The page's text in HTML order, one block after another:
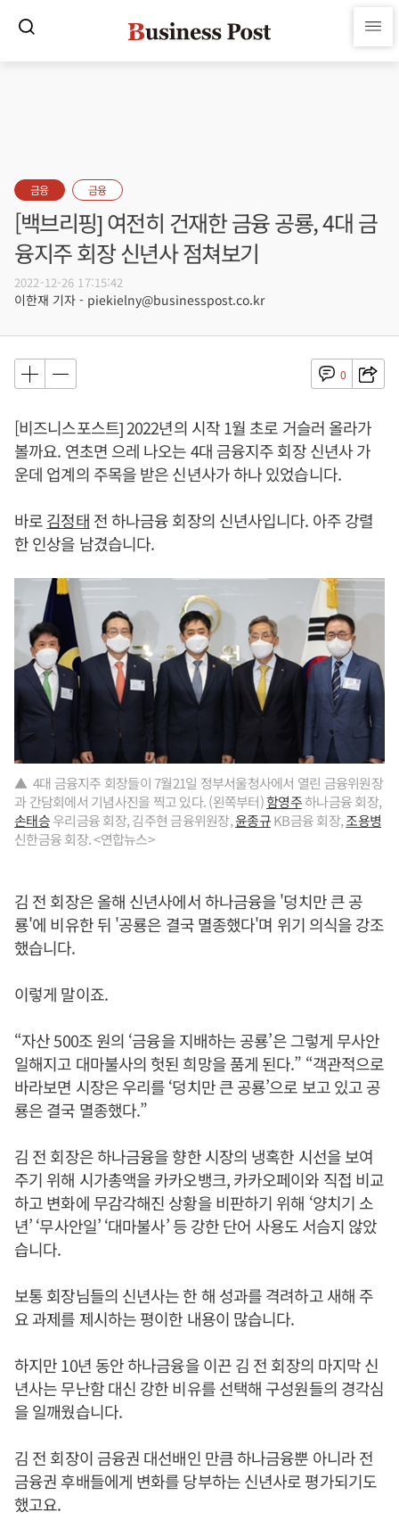
금융 금융
[백브리핑] 여전히 건재한 금융 공룡, 4대 금
융지주 회장 신년사 점쳐보기
2022-12-26 17:15:42
이한재 기자 - piekielny@businesspost.co.kr
0
[비즈니스포스트] 2022년의 시작 1월 초로 거슬러 올라가
볼까요. 연초면 으레 나오는 4대 금융지주 회장 신년사 가
운데 업계의 주목을 받은 신년사가 하나 있었습니다.
바로김정태 전 하나금융 회장의 신년사입니다. 아주 강렬
한 인상을 남겼습니다.
▲ 4대 금융지주 회장들이 7월21일 정부서울청사에서 열린 금융위원장
과 간담회에서 기념사진을 찍고 있다. (왼쪽부터)함영주하나금융 회장,
손태승우리금융 회장, 김주현 금융위원장,윤종규KB금융 회장,조용병
신한금융 회장. <연합뉴스>
김 전 회장은 올해 신년사에서 하나금융을 '덩치만 큰 공
룡'에 비유한 뒤 '공룡은 결국 멸종했다'며 위기 의식을 강조
했습니다.
이렇게 말이죠.
“자산 500조 원의 ‘금융을 지배하는 공룡’은 그렇게 무사안
일해지고 대마불사의 헛된 희망을 품게 된다.” “객관적으로
바라보면 시장은 우리를 ‘덩치만 큰 공룡’으로 보고 있고 공
룡은 결국 멸종했다.”
김 전 회장은 하나금융을 향한 시장의 냉혹한 시선을 보여
주기 위해 시가총액을 카카오뱅크, 카카오페이와 직접 비교
하고 변화에 무감각해진 상황을 비판하기 위해 ‘양치기 소
년’ ‘무사안일’ ‘대마불사’ 등 강한 단어 사용도 서슴지 않았
습니다.
보통 회장님들의 신년사는 한 해 성과를 격려하고 새해 주
요 과제를 제시하는 평이한 내용이 많습니다.
하지만 10년 동안 하나금융을 이끈 김 전 회장의 마지막 신
년사는 무난함 대신 강한 비유를 선택해 구성원들의 경각심
을 일깨웠습니다.
김 전 회장이 금융권 대선배인 만큼 하나금융뿐 아니라 전
금융권 후배들에게 변화를 당부하는 신년사로 평가되기도
했고요.